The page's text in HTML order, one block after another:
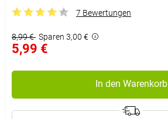
7 Bewertungen
8,99 € Sparen 3,00 €
5,99 €
In den Warenkorb